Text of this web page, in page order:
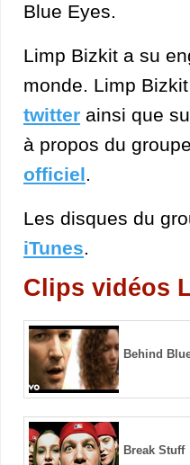
Blue Eyes.
Limp Bizkit a su
monde. Limp
twitter ainsi que
à propos du
officiel.
Les disques du
iTunes.
Clips vidéos
Behind
Break Stuff